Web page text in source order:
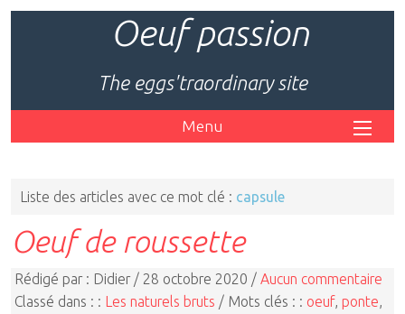
Oeuf passion
The eggs'traordinary site
Menu
Liste des articles avec ce mot clé : capsule
Oeuf de roussette
Rédigé par : Didier / 28 octobre 2020 / Aucun commentaire
Classé dans : : Les naturels bruts / Mots clés : : oeuf, ponte